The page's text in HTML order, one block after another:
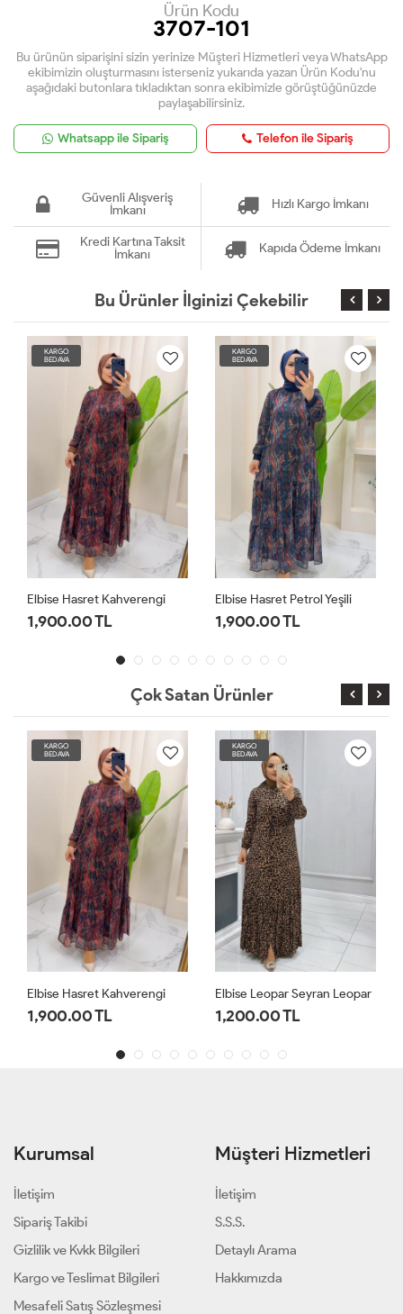
Ürün Kodu
3707-101
Bu ürünün siparişini sizin yerinize Müşteri Hizmetleri veya WhatsApp
ekibimizin oluşturmasını isterseniz yukarıda yazan Ürün Kodu'nu
aşağıdaki butonlara tıkladıktan sonra ekibimizle görüştüğünüzde
paylaşabilirsiniz.
Whatsapp ile Sipariş Telefon ile Sipariş
Güvenli Alışveriş
İmkanı
Hızlı Kargo İmkanı
Kredi Kartına Taksit
İmkanı
Kapıda Ödeme İmkanı
Bu Ürünler İlginizi Çekebilir
KARGO
BEDAVA
Elbise Hasret Kahverengi
1,900.00 TL
KARGO
BEDAVA
Elbise Hasret Petrol Yeşili
1,900.00 TL
Çok Satan Ürünler
KARGO
BEDAVA
Elbise Hasret Kahverengi
1,900.00 TL
KARGO
BEDAVA
Elbise Leopar Seyran Leopar
1,200.00 TL
Kurumsal
İletişim
Sipariş Takibi
Gizlilik ve Kvkk Bilgileri
Kargo ve Teslimat Bilgileri
Mesafeli Satış Sözleşmesi
Müşteri Hizmetleri
İletişim
S.S.S.
Detaylı Arama
Hakkımızda